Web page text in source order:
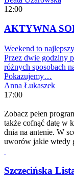
12:00
AKTYWNA
Weekend to
Przez dwie godziny
różnych sposobach
Pokazujemy…
Anna Łukaszek
17:00
Zobacz pełen
także cofnąć datę w
dnia na antenie. W
uworów jakie wtedy
Szczecińska